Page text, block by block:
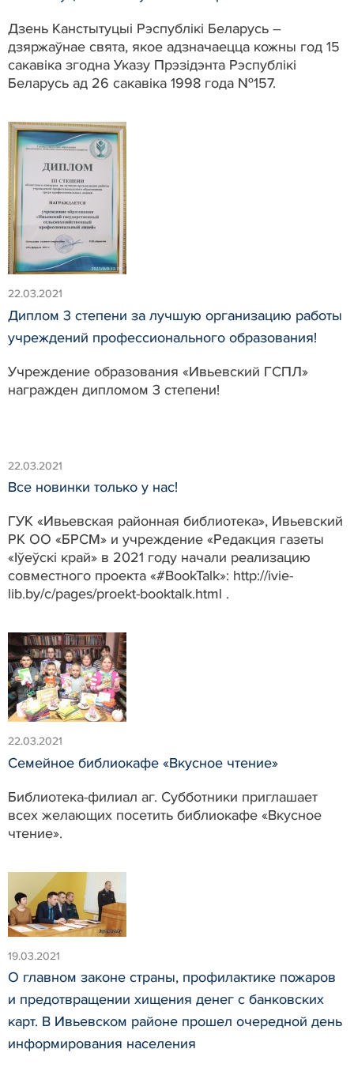
Дзень Канстытуцыі Рэспублікі Беларусь –
дзяржаўнае свята, якое адзначаецца кожны год 15
сакавіка згодна Указу Прэзідэнта Рэспублікі
Беларусь ад 26 сакавіка 1998 года №157.
22.03.2021
Диплом 3 степени за лучшую организацию работы
учреждений профессионального образования!
Учреждение образования «Ивьевский ГСПЛ»
награжден дипломом 3 степени!
22.03.2021
Все новинки только у нас!
ГУК «Ивьевская районная библиотека», Ивьевский
РК ОО «БРСМ» и учреждение «Редакция газеты
«Iўеўскі край» в 2021 году начали реализацию
cовместного проекта «#BookTalk»: http://ivie-
lib.by/c/pages/proekt-booktalk.html .
22.03.2021
Семейное библиокафе «Вкусное чтение»
Библиотека-филиал аг. Субботники приглашает
всех желающих посетить библиокафе «Вкусное
чтение».
19.03.2021
О главном законе страны, профилактике пожаров
и предотвращении хищения денег с банковских
карт. В Ивьевском районе прошел очередной день
информирования населения